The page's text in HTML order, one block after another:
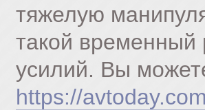
тяжелую
такой временный
усилий. Вы
https://